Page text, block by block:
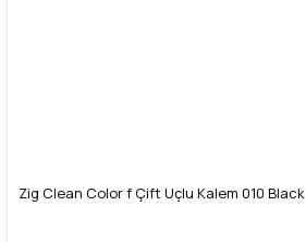
Zig Clean Color f Çift Uçlu Kalem 010 Black